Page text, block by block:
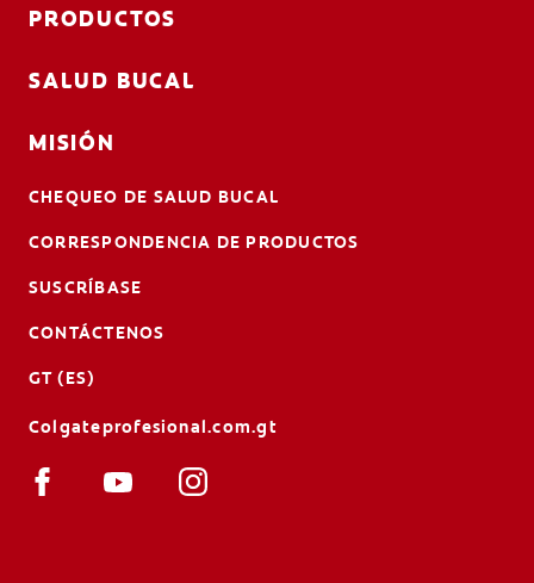
PRODUCTOS
SALUD BUCAL
MISIÓN
CHEQUEO DE SALUD BUCAL
CORRESPONDENCIA DE PRODUCTOS
SUSCRÍBASE
CONTÁCTENOS
GT (ES)
Colgateprofesional.com.gt